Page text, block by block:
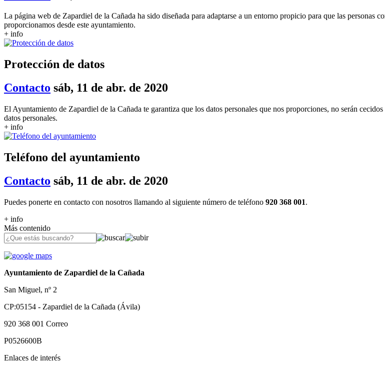
La página web de Zapardiel de la Cañada ha sido diseñada para adaptarse a un entorno propicio para que las personas
proporcionamos desde este ayuntamiento.
+ info
Protección de datos
Contacto sáb, 11 de abr. de 2020
El Ayuntamiento de Zapardiel de la Cañada te garantiza que los datos personales que nos proporciones, no serán
datos personales.
+ info
Teléfono del ayuntamiento
Contacto sáb, 11 de abr. de 2020
Puedes ponerte en contacto con nosotros llamando al siguiente número de teléfono 920 368 001.
+ info
Más contenido
Ayuntamiento de Zapardiel de la Cañada
San Miguel, nº 2
CP:05154 - Zapardiel de la Cañada (Ávila)
920 368 001 Correo
P0526600B
Enlaces de interés